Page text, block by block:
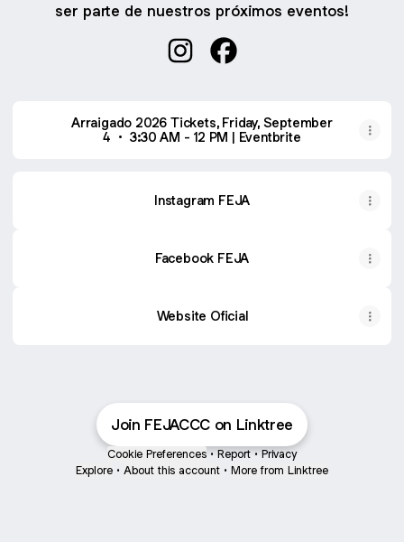
ser parte de nuestros próximos eventos!
Arraigado 2026 Tickets, Friday, September
4 • 3:30 AM - 12 PM | Eventbrite
Instagram FEJA
Facebook FEJA
Website Oficial
Join FEJACCC on Linktree
Cookie Preferences • Report • Privacy
Explore • About this account • More from Linktree